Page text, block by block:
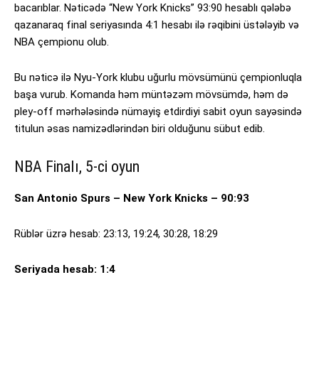
bacarıblar. Nəticədə “New York Knicks” 93:90 hesablı qələbə
qazanaraq final seriyasında 4:1 hesabı ilə rəqibini üstələyib və
NBA çempionu olub.
Bu nəticə ilə Nyu-York klubu uğurlu mövsümünü çempionluqla
başa vurub. Komanda həm müntəzəm mövsümdə, həm də
pley-off mərhələsində nümayiş etdirdiyi sabit oyun sayəsində
titulun əsas namizədlərindən biri olduğunu sübut edib.
NBA Finalı, 5-ci oyun
San Antonio Spurs – New York Knicks – 90:93
Rüblər üzrə hesab: 23:13, 19:24, 30:28, 18:29
Seriyada hesab: 1:4